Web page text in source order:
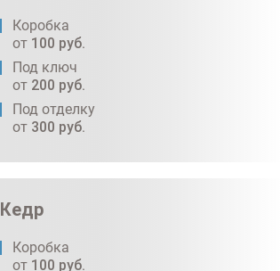
Коробка
от 100 руб.
Под ключ
от 200 руб.
Под отделку
от 300 руб.
Кедр
Коробка
от 100 руб.